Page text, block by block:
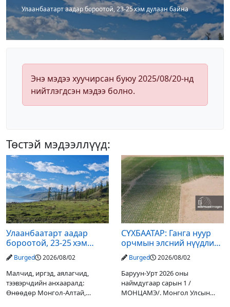
Улаанбаатарт аадар бороотой, 23-25 хэм дулаан байна
Энэ мэдээ хуучирсан буюу 2025/08/20-нд
нийтлэгдсэн мэдээ болно.
Төстэй мэдээллүүд:
Улаанбаатарт аадар
бороотой, 23-25 хэм
дулаан байна
Burged 2026/08/02
Малчид, иргэд, аялагчид,
тээвэрчдийн анхааралд:
Өнөөдөр Монгол-Алтай,
СҮХБААТАР: Ганга нуур
орчмын элсний нүүдлийг
зогсоох туршилтын ажил
үр дүнгээ өгч эхэлжээ
Burged 2026/08/02
Баруун-Урт 2026 оны
наймдугаар сарын 1 /
МОНЦАМЭ/. Монгол Улсын